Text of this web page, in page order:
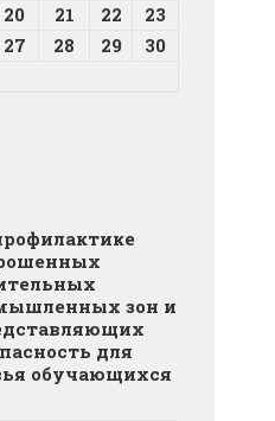
20 21 22
23
27 28 29
30
зон и
для
обучающихся